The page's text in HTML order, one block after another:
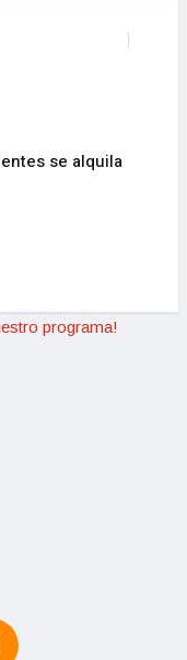
se alquila